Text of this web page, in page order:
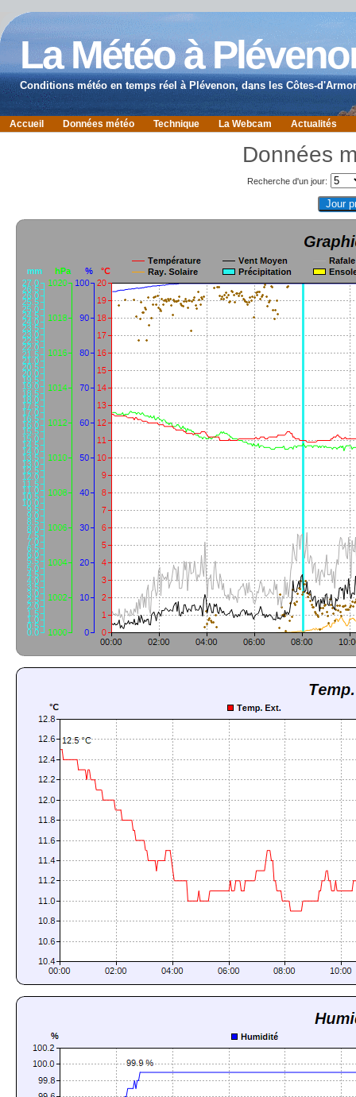
La Météo à
Conditions météo en temps réel à Plévenon, dans les Côtes-
Accueil Données météo Technique La Webcam Actualités
Données
Recherche d'un jour: